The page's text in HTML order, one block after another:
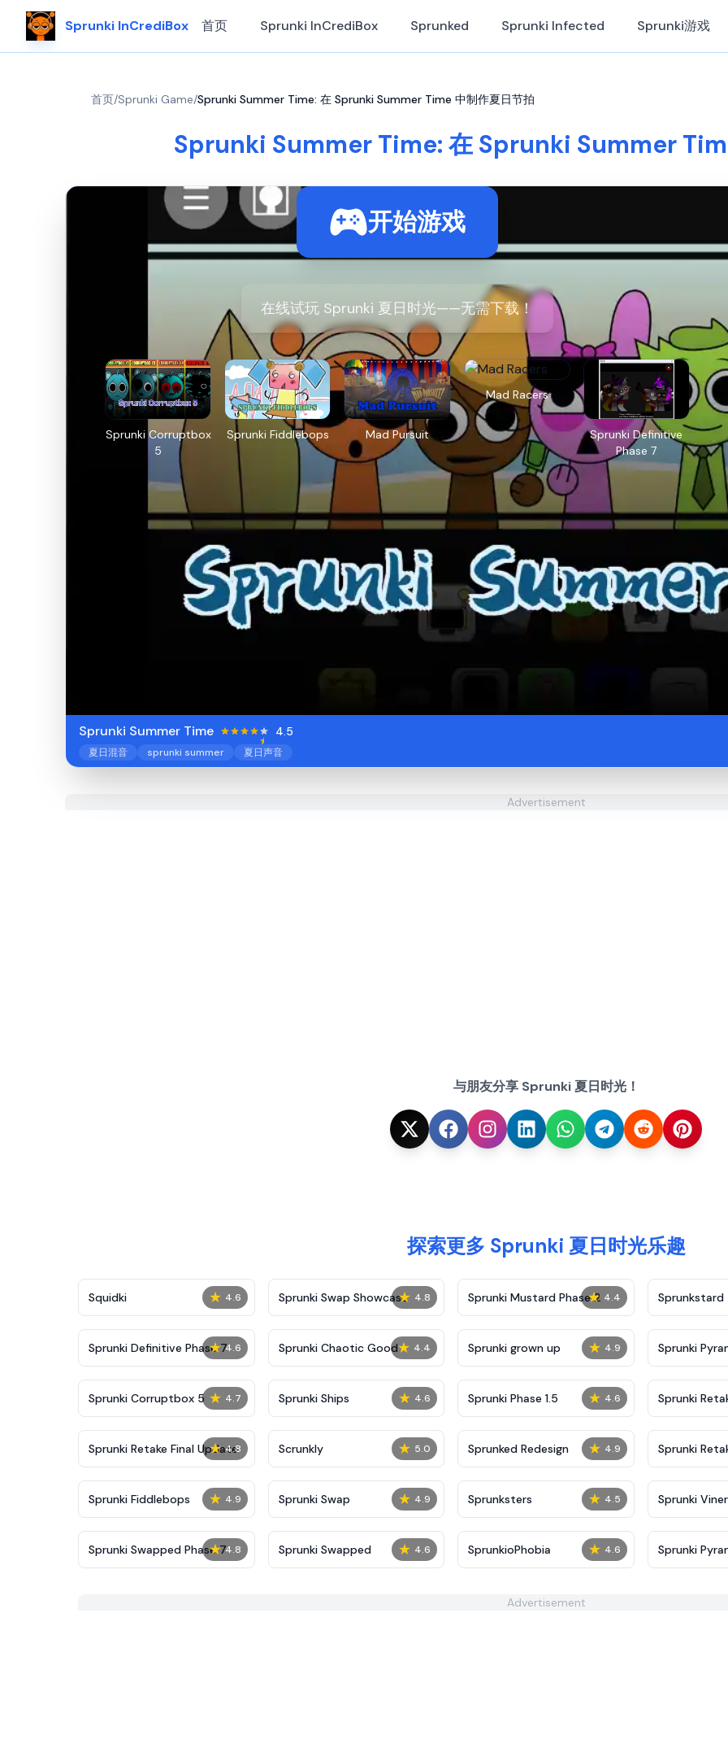
Sprunki InCrediBox 首页 Sprunki InCrediBox Sprunked Sprunki Infected Sprunki游戏
首页/Sprunki Game/Sprunki Summer Time: 在 Sprunki Summer Time 中制作夏日节拍
Sprunki Summer Time: 在 Sprunki Summer
开始游戏
在线试玩 Sprunki 夏日时光——无需下载！
Sprunki Corruptbox
5
Sprunki Fiddlebops Mad Pursuit
Mad Racers
Sprunki Definitive
Phase 7
Sprunki Summer Time 4.5
夏日混音 sprunki summer 夏日声音
Advertisement
与朋友分享 Sprunki 夏日时光！
探索更多 Sprunki 夏日时光乐趣
★ 4.6
Squidki ★ 4.8
Sprunki Swap Showcase ★ 4.4
Sprunki Mustard Phase 2 Sprunkstard
★ 4.6
Sprunki Definitive Phase 7 ★ 4.4
Sprunki Chaotic Good ★ 4.9
Sprunki grown up Sprunki
★ 4.7
Sprunki Corruptbox 5 ★ 4.6
Sprunki Ships ★ 4.6
Sprunki Phase 1.5 Sprunki
★ 4.8
Sprunki Retake Final Update ★ 5.0
Scrunkly ★ 4.9
Sprunked Redesign Sprunki
★ 4.9
Sprunki Fiddlebops ★ 4.9
Sprunki Swap ★ 4.5
Sprunksters Sprunki
★ 4.8
Sprunki Swapped Phase 7 ★ 4.6
Sprunki Swapped ★ 4.6
SprunkioPhobia Sprunki
Advertisement